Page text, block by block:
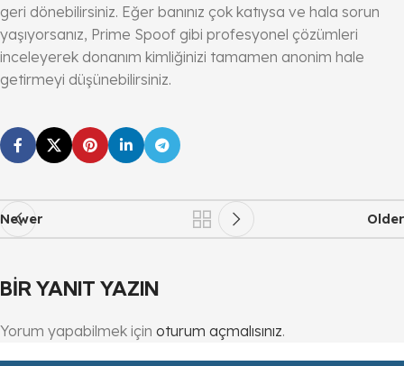
geri dönebilirsiniz. Eğer banınız çok katıysa ve hala sorun
yaşıyorsanız, Prime Spoof gibi profesyonel çözümleri
inceleyerek donanım kimliğinizi tamamen anonim hale
getirmeyi düşünebilirsiniz.
Newer Older
BIR YANIT YAZIN
Yorum yapabilmek için oturum açmalısınız.